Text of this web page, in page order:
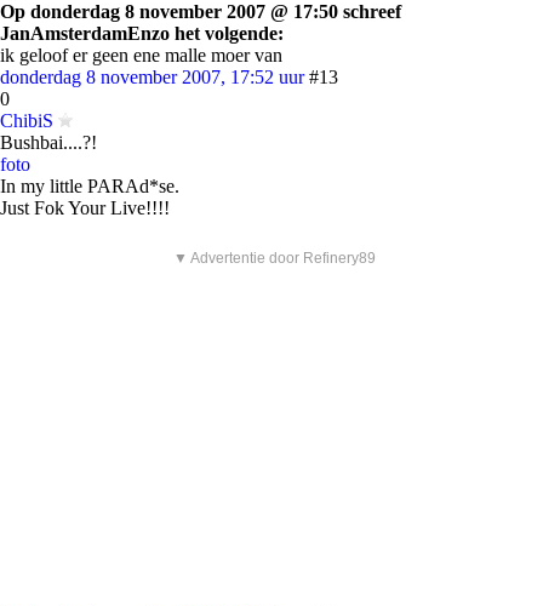
Op donderdag 8 november 2007 @ 17:50 schreef
JanAmsterdamEnzo het volgende:
ik geloof er geen ene malle moer van
donderdag 8 november 2007, 17:52 uur #13
0
ChibiS
Bushbai....?!
foto
In my little PARAd*se.
Just Fok Your Live!!!!
▼ Advertentie door Refinery89